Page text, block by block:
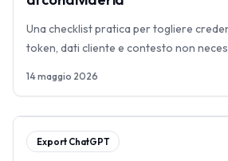
Una checklist pratica per togliere
token, dati cliente e contesto non
14 maggio 2026
Export ChatGPT